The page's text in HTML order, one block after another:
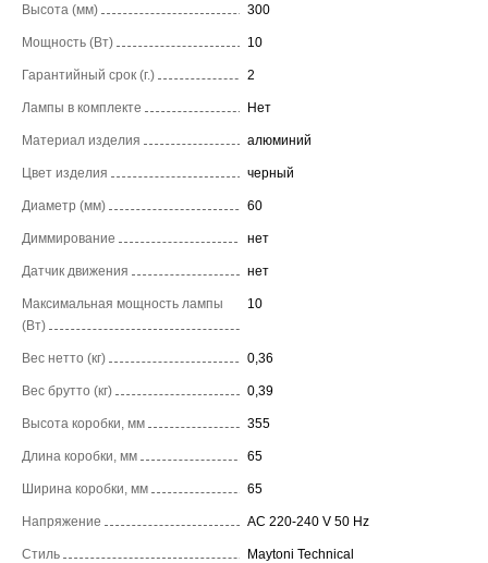
Высота (мм) 300
Мощность (Вт) 10
Гарантийный срок (г.) 2
Лампы в комплекте Нет
Материал изделия алюминий
Цвет изделия черный
Диаметр (мм) 60
Диммирование нет
Датчик движения нет
Максимальная мощность лампы
(Вт)
10
Вес нетто (кг) 0,36
Вес брутто (кг) 0,39
Высота коробки, мм 355
Длина коробки, мм 65
Ширина коробки, мм 65
Напряжение AC 220-240 V 50 Hz
Стиль Maytoni Technical